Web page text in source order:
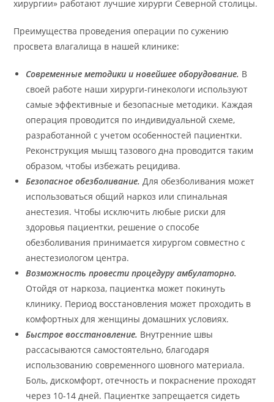
хирургии» работают лучшие хирурги Северной столицы.
Преимущества проведения операции по сужению
просвета влагалища в нашей клинике:
Современные методики и новейшее оборудование. В
своей работе наши хирурги-гинекологи используют
самые эффективные и безопасные методики. Каждая
операция проводится по индивидуальной схеме,
разработанной с учетом особенностей пациентки.
Реконструкция мышц тазового дна проводится таким
образом, чтобы избежать рецидива.
Безопасное обезболивание. Для обезболивания может
использоваться общий наркоз или спинальная
анестезия. Чтобы исключить любые риски для
здоровья пациентки, решение о способе
обезболивания принимается хирургом совместно с
анестезиологом центра.
Возможность провести процедуру амбулаторно.
Отойдя от наркоза, пациентка может покинуть
клинику. Период восстановления может проходить в
комфортных для женщины домашних условиях.
Быстрое восстановление. Внутренние швы
рассасываются самостоятельно, благодаря
использованию современного шовного материала.
Боль, дискомфорт, отечность и покраснение проходят
через 10-14 дней. Пациентке запрещается сидеть